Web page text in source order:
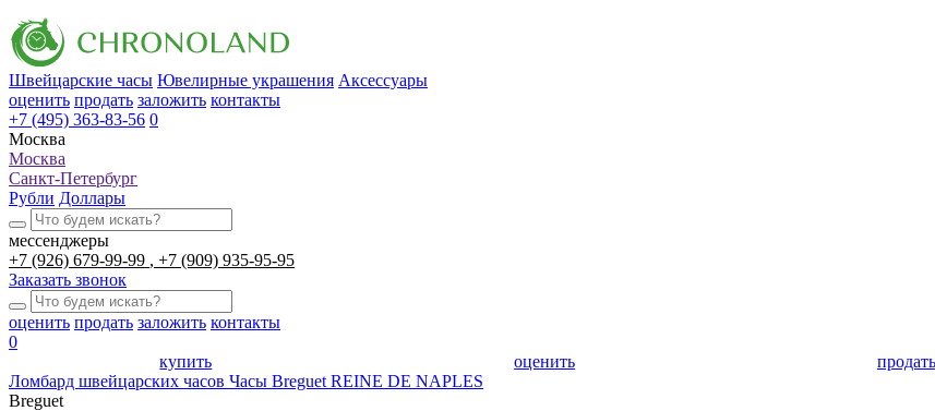
Швейцарские часы Ювелирные украшения Аксессуары
оценить продать заложить контакты
+7 (495) 363-83-56 0
Москва
Москва
Санкт-Петербург
Рубли Доллары
мессенджеры
+7 (926) 679-99-99
+7 (909) 935-95-95
Заказать звонок
оценить продать заложить контакты
0
купить
оценить продать
Ломбард швейцарских часов Часы Breguet REINE DE NAPLES
Breguet